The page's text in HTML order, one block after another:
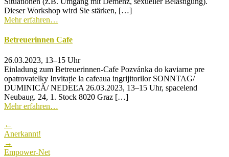
Dieser Workshop wird Sie stärken, […]
Mehr erfahren…
Betreuerinnen Cafe
26.03.2023, 13–15 Uhr
Einladung zum Betreuerinnen-Cafe Pozvánka do kaviarne pre
opatrovatelky Invitație la cafeaua ingrijitorilor SONNTAG/
DUMINICĂ/ NEDEĽA 26.03.2023, 13–15 Uhr, spacelend
Neubaug. 24, 1. Stock 8020 Graz […]
Mehr erfahren…
navigation
←
Anerkannt!
→
Empower-Net